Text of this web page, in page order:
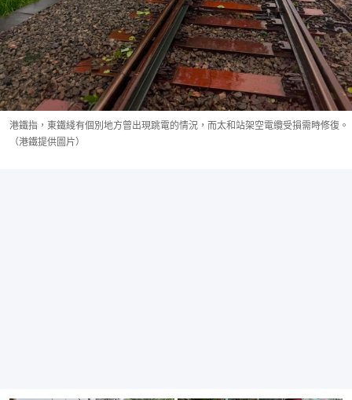
港鐵指，東鐵綫有個別地方曾出現跳電的情況，而太和站架空電纜受損需時修復。
（港鐵提供圖片）